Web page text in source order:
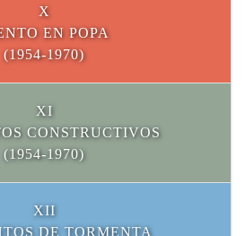
X
EN POPA
(1954-1970)
XI
CONSTRUCTIVOS
(1954-1970)
XII
DE TORMENTA